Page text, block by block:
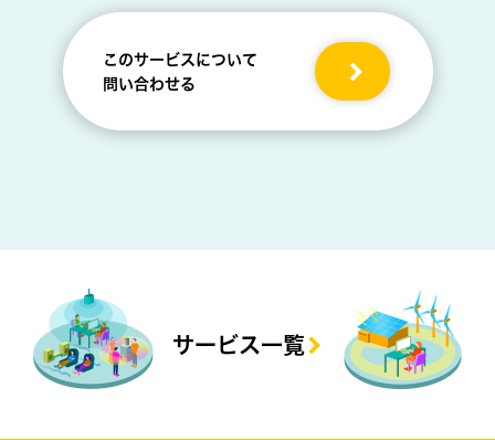
このサービスについて
問い合わせる
サービス一覧